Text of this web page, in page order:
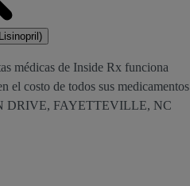
médicas de Inside Rx funciona
el costo de todos sus medicamentos
DRIVE, FAYETTEVILLE, NC